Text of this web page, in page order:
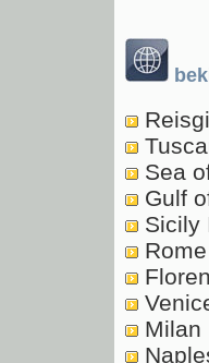
Sea
Gulf
Sicily
Rome
Milan